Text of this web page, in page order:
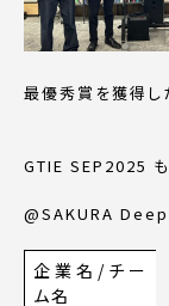
最優秀賞を獲得
GTIE SEP2025
@SAKURA
企業名/チー
ム名